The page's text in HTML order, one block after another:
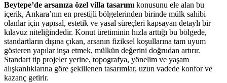
Beytepe’de arsanıza özel villa tasarımı konusunu ele alan bu
içerik, Ankara’nın en prestijli bölgelerinden birinde mülk sahibi
olanlar için yapısal, estetik ve yasal süreçleri kapsayan detaylı bir
kılavuz niteliğindedir. Konut üretiminin hızla arttığı bu bölgede,
standartların dışına çıkan, arsanın fiziksel koşullarına tam uyum
gösteren yapılar inşa etmek, mülkün değerini doğrudan artırır.
Standart tip projeler yerine, topografya, yönelim ve yaşam
alışkanlıklarına göre şekillenen tasarımlar, uzun vadede konfor ve
kazanç getirir.